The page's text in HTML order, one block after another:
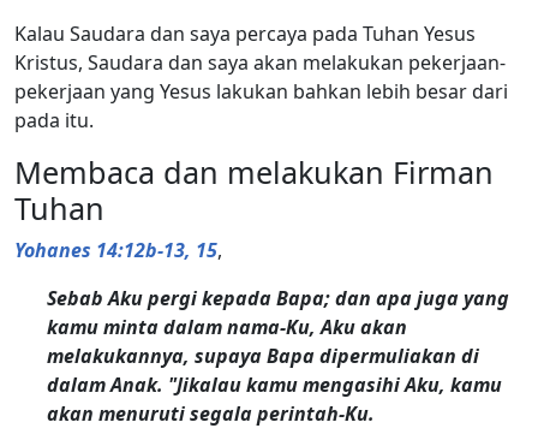
Kalau Saudara dan saya percaya pada Tuhan Yesus
Kristus, Saudara dan saya akan melakukan pekerjaan-
pekerjaan yang Yesus lakukan bahkan lebih besar dari
pada itu.
Membaca dan melakukan Firman
Tuhan
Yohanes 14:12b-13, 15,
Sebab Aku pergi kepada Bapa; dan apa juga yang
kamu minta dalam nama-Ku, Aku akan
melakukannya, supaya Bapa dipermuliakan di
dalam Anak. "Jikalau kamu mengasihi Aku, kamu
akan menuruti segala perintah-Ku.